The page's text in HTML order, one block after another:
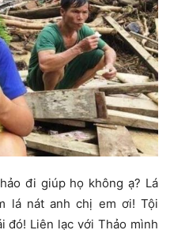
đi giúp họ không ạ? Lá
lá nát anh chị em ơi! Tội
đó! Liên lạc với Thảo mình